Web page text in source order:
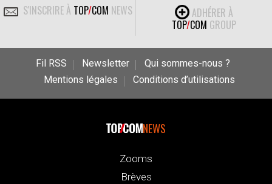
S'INSCRIRE À TOP/COM NEWS
ADHÉRER À
TOP/COM GROUP
Fil RSS Newsletter
Qui sommes-nous ?
Mentions légales
Conditions d’utilisations
NEWS
Zooms
Brèves